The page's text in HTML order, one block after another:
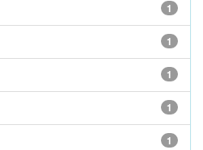
1
1
1
1
1